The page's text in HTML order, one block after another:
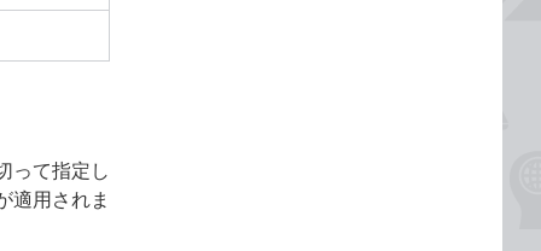
って指定し
適用されま